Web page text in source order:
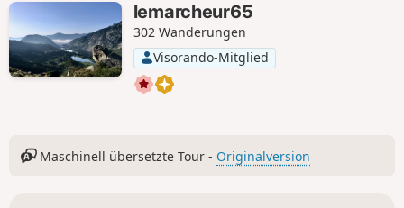
lemarcheur65
302 Wanderungen
Visorando-Mitglied
Maschinell übersetzte Tour - Originalversion